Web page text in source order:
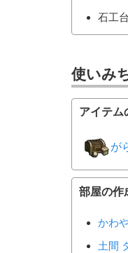
石工台
使いみ
アイテム
が
部屋の作
かわ
土間